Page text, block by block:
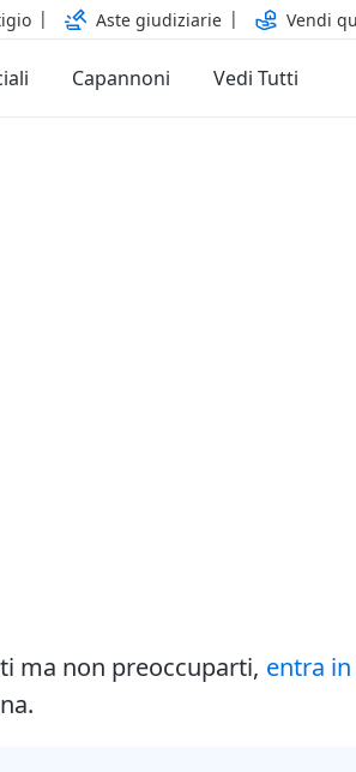
Aste giudiziarie Vendi
Capannoni Vedi Tutti
ma non preoccuparti, entra